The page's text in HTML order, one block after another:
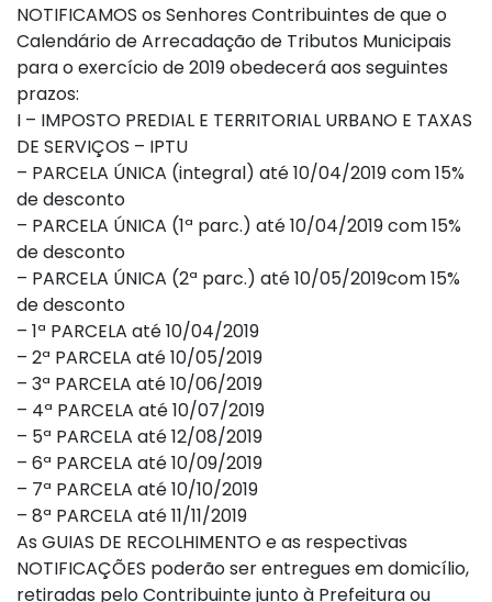
NOTIFICAMOS os Senhores Contribuintes de que o
Calendário de Arrecadação de Tributos Municipais
para o exercício de 2019 obedecerá aos seguintes
prazos:
I – IMPOSTO PREDIAL E TERRITORIAL URBANO E TAXAS
DE SERVIÇOS – IPTU
– PARCELA ÚNICA (integral) até 10/04/2019 com 15%
de desconto
– PARCELA ÚNICA (1ª parc.) até 10/04/2019 com 15%
de desconto
– PARCELA ÚNICA (2ª parc.) até 10/05/2019com 15%
de desconto
– 1ª PARCELA até 10/04/2019
– 2ª PARCELA até 10/05/2019
– 3ª PARCELA até 10/06/2019
– 4ª PARCELA até 10/07/2019
– 5ª PARCELA até 12/08/2019
– 6ª PARCELA até 10/09/2019
– 7ª PARCELA até 10/10/2019
– 8ª PARCELA até 11/11/2019
As GUIAS DE RECOLHIMENTO e as respectivas
NOTIFICAÇÕES poderão ser entregues em domicílio,
retiradas pelo Contribuinte junto à Prefeitura ou